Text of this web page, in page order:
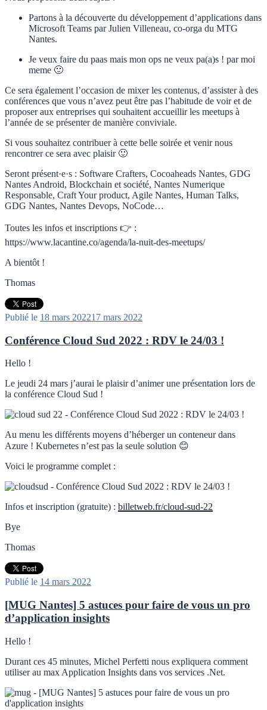
Partons à la découverte du développement d’applications dans
Microsoft Teams par Julien Villeneau, co-orga du MTG
Nantes.
Je veux faire du paas mais mon ops ne veux pa(a)s ! par moi
meme 🙂
Ce sera également l’occasion de mixer les contenus, d’assister à des
conférences que vous n’avez peut être pas l’habitude de voir et de
proposer aux entreprises qui souhaitent accueillir les meetups à
l’année de se présenter de manière conviviale.
Si vous souhaitez contribuer à cette belle soirée et venir nous
rencontrer ce sera avec plaisir 🙂
Seront présent·e·s : Software Crafters, Cocoaheads Nantes, GDG
Nantes Android, Blockchain et société, Nantes Numerique
Responsable, Craft Your product, Agile Nantes, Human Talks,
GDG Nantes, Nantes Devops, NoCode…
Toutes les infos et inscriptions 👉 :
https://www.lacantine.co/agenda/la-nuit-des-meetups/
A bientôt !
Thomas
Publié le 18 mars 202217 mars 2022
Conférence Cloud Sud 2022 : RDV le 24/03 !
Hello !
Le jeudi 24 mars j’aurai le plaisir d’animer une présentation lors de
la conférence Cloud Sud !
Au menu les différents moyens d’héberger un conteneur dans
Azure ! Kubernetes n’est pas la seule solution 😊
Voici le programme complet :
Infos et inscription (gratuite) : billetweb.fr/cloud-sud-22
Bye
Thomas
Publié le 14 mars 2022
[MUG Nantes] 5 astuces pour faire de vous un pro
d’application insights
Hello !
Durant ces 45 minutes, Michel Perfetti nous expliquera comment
utiliser au max Application Insights dans vos services .Net.